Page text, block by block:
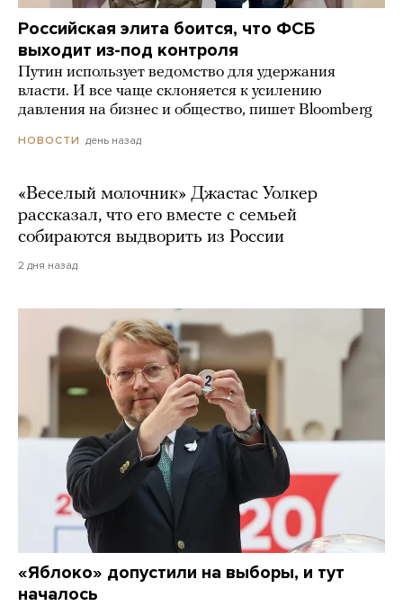
Российская элита боится, что ФСБ
выходит из-под контроля
Путин использует ведомство для удержания
власти. И все чаще склоняется к усилению
давления на бизнес и общество, пишет Bloomberg
НОВОСТИ день назад
«Веселый молочник» Джастас Уолкер
рассказал, что его вместе с семьей
собираются выдворить из России
2 дня назад
«Яблоко» допустили на выборы, и тут
началось